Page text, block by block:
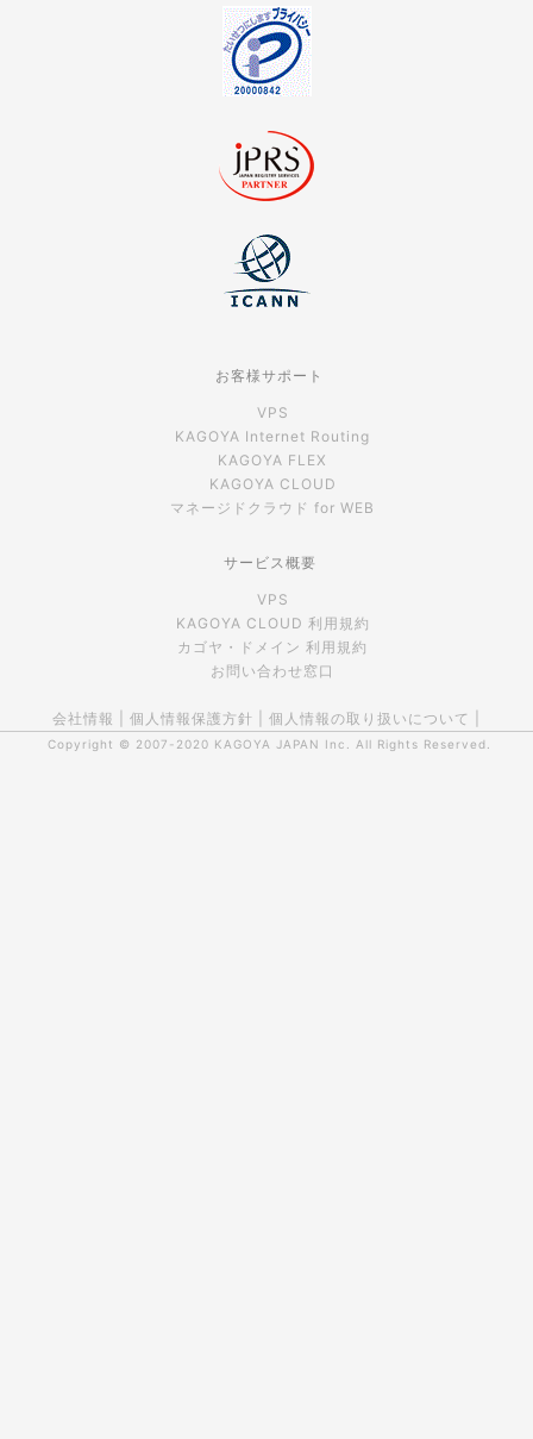
お客様サポート
VPS
KAGOYA Internet Routing
KAGOYA FLEX
KAGOYA CLOUD
マネージドクラウド for WEB
サービス概要
VPS
KAGOYA CLOUD 利用規約
カゴヤ・ドメイン 利用規約
お問い合わせ窓口
会社情報 個人情報保護方針 個人情報の取り扱いについて
Copyright © 2007-2020 KAGOYA JAPAN Inc. All Rights Reserved.